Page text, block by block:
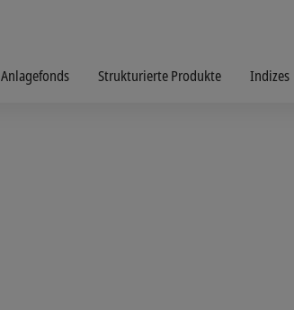
Anlagefonds Strukturierte Produkte Indizes